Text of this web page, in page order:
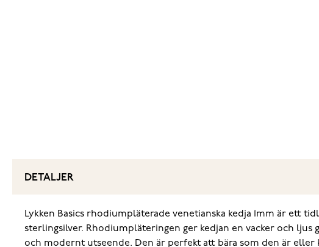
DETALJER
Lykken Basics rhodiumpläterade venetianska kedja 1mm är ett
sterlingsilver. Rhodiumpläteringen ger kedjan en vacker och
och modernt utseende. Den är perfekt att bära som den är